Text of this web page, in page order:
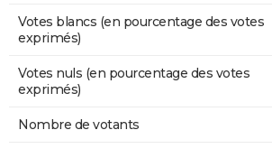
Votes blancs (en pourcentage des votes
exprimés)
Votes nuls (en pourcentage des votes
exprimés)
Nombre de votants